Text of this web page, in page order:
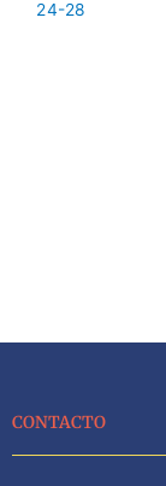
CONTACTO